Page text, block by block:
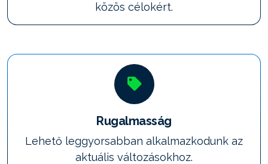
közös célokért.
Rugalmasság
Lehető leggyorsabban alkalmazkodunk az
aktuális változásokhoz.